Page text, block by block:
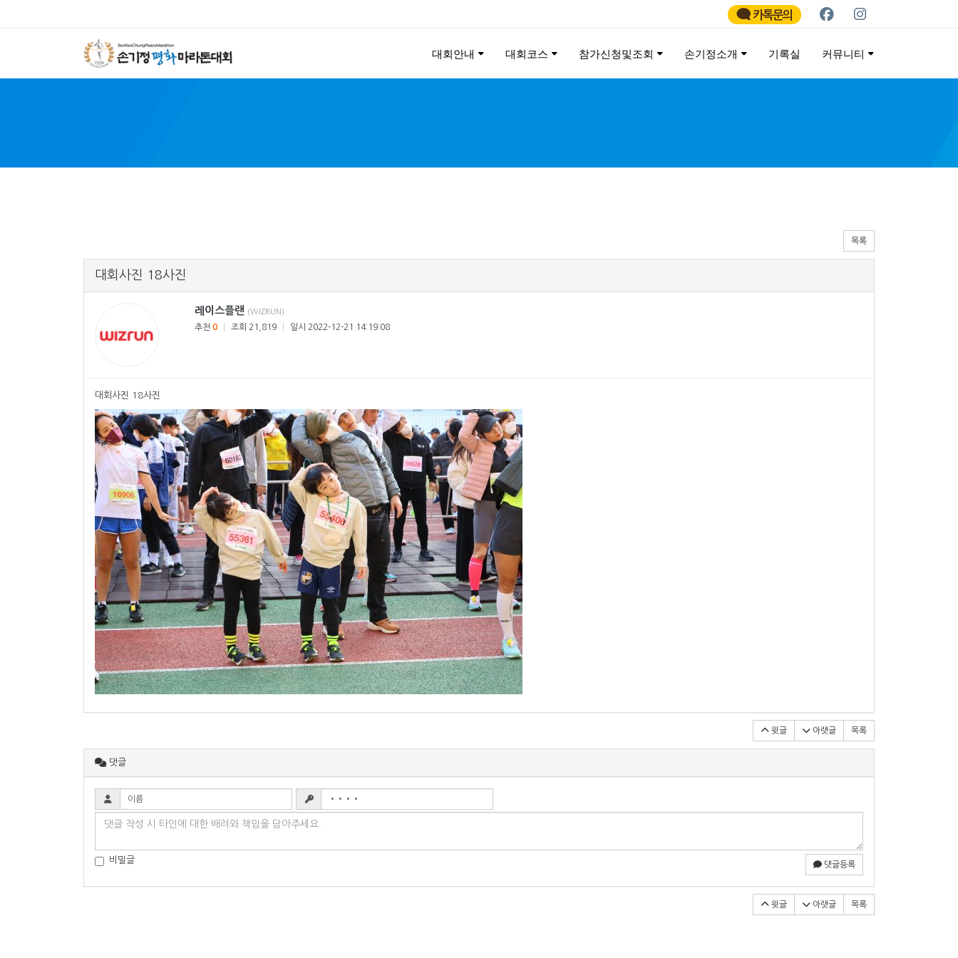
카톡문의
대회안내 대회코스 참가신청및조회 손기정소개 기록실 커뮤니티
목록
대회사진 18사진
레이스플랜 (WIZRUN)
추천0 조회 21,819 일시 2022-12-21 14:19:08
대회사진 18사진
윗글 아랫글 목록
댓글
비밀글 댓글등록
윗글 아랫글 목록